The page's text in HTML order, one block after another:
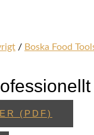
/ Boska Food
(PDF)